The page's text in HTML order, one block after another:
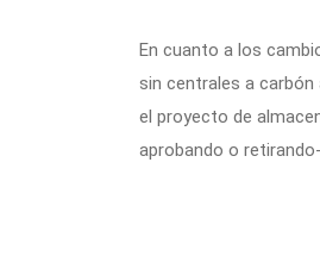
En cuanto a los
sin centrales a
el proyecto de
aprobando o